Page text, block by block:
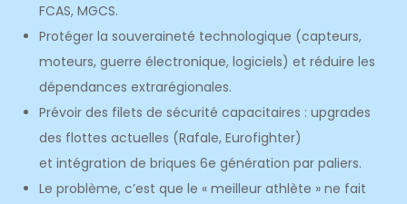
FCAS, MGCS.
Protéger la souveraineté technologique (capteurs,
moteurs, guerre électronique, logiciels) et réduire les
dépendances extrarégionales.
Prévoir des filets de sécurité capacitaires : upgrades
des flottes actuelles (Rafale, Eurofighter)
et intégration de briques 6e génération par paliers.
Le problème, c’est que le « meilleur athlète » ne fait